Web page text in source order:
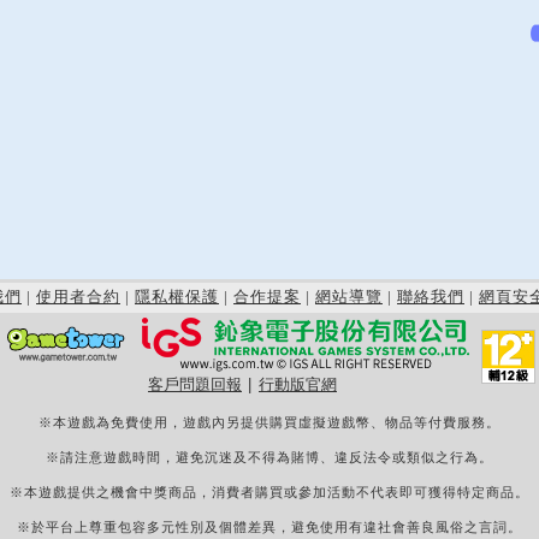
們 | 使用者合約 | 隱私權保護 | 合作提案 | 網站導覽 | 聯絡我們 | 網頁安
客戶問題回報 行動版官網
※本遊戲為免費使用，遊戲內另提供購買虛擬遊戲幣、物品等付費服務。
※請注意遊戲時間，避免沉迷及不得為賭博、違反法令或類似之行為。
※本遊戲提供之機會中獎商品，消費者購買或參加活動不代表即可獲得特定商品。
※於平台上尊重包容多元性別及個體差異，避免使用有違社會善良風俗之言詞。